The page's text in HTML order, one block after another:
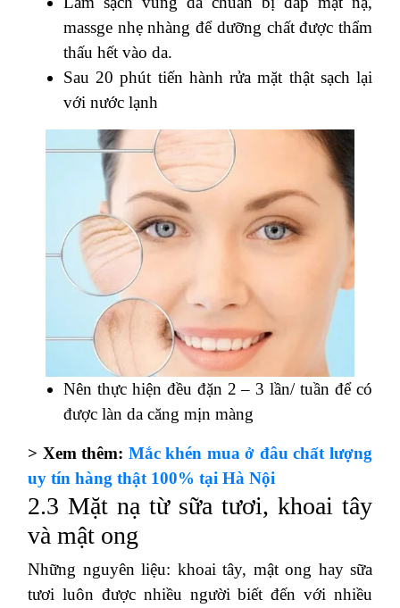
massge nhẹ nhàng để dưỡng chất được thẩm
thấu hết vào da.
Sau 20 phút tiến hành rửa mặt thật sạch lại
với nước lạnh
Nên thực hiện đều đặn 2 – 3 lần/ tuần để có
được làn da căng mịn màng
> Xem thêm: Mắc khén mua ở đâu chất lượng
uy tín hàng thật 100% tại Hà Nội
2.3 Mặt nạ từ sữa tươi, khoai tây
và mật ong
Những nguyên liệu: khoai tây, mật ong hay sữa
tươi luôn được nhiều người biết đến với nhiều